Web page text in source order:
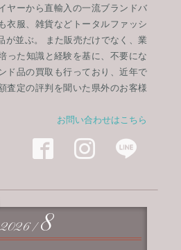
ヤーから直輸入の一流ブランドバ
衣服、雑貨などトータルファッシ
が並ぶ。 また販売だけでなく、業
った知識と経験を基に、不要にな
ド品の買取も行っており、近年で
査定の評判を聞いた県外のお客様
お問い合わせはこちら
  
2026 /8